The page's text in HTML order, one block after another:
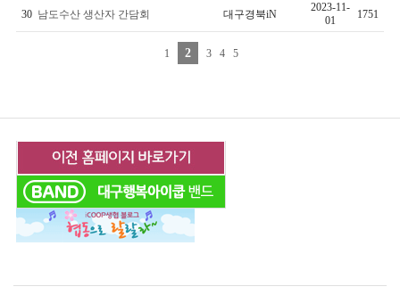
30 남도수산 생산자 간담회 대구경북iN
2023-11-
01
1751
1 2 3 4 5